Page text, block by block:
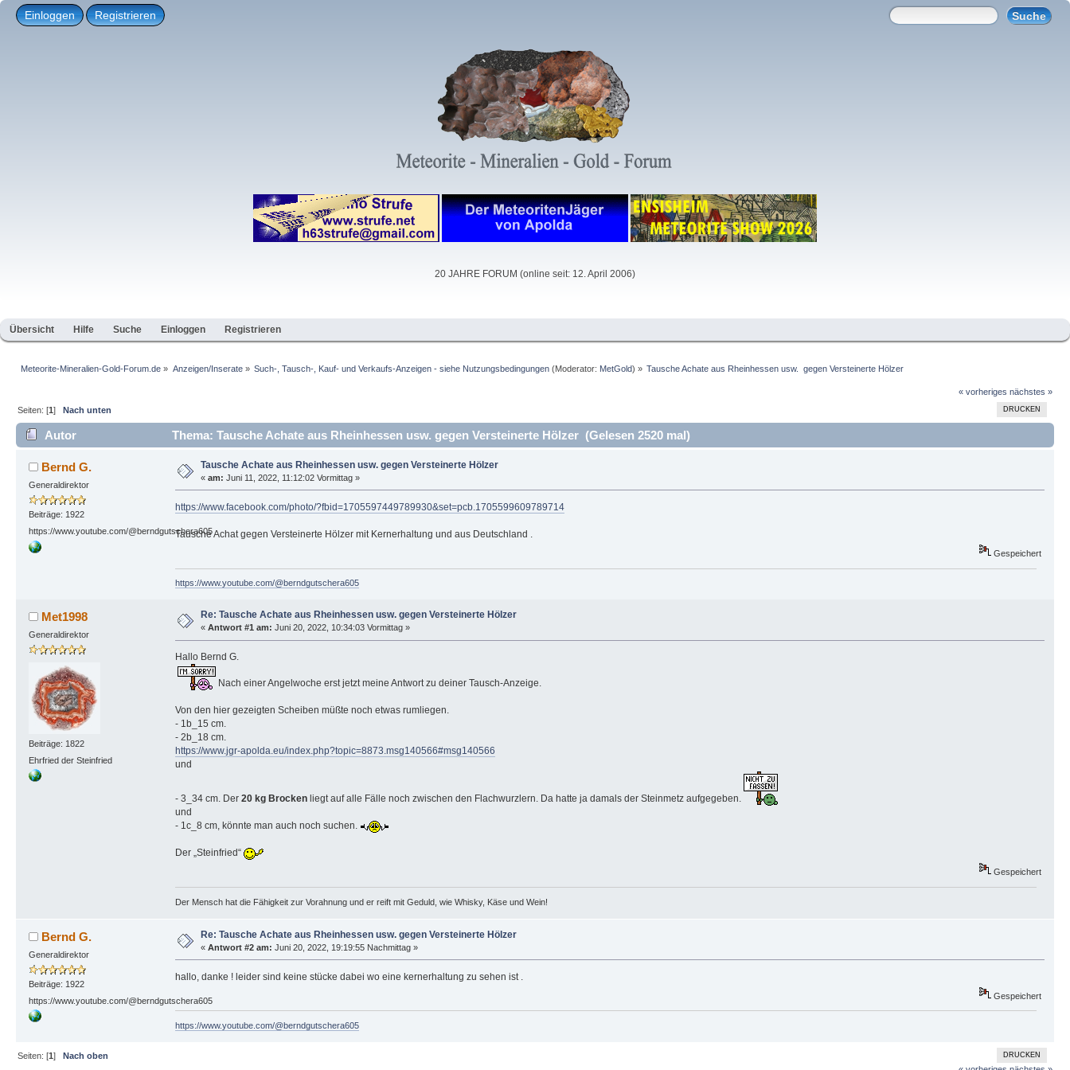
Einloggen Registrieren
20 JAHRE FORUM (online seit: 12. April 2006)
Übersicht Hilfe Suche Einloggen Registrieren
Meteorite-Mineralien-Gold-Forum.de » Anzeigen/Inserate» Such-, Tausch-, Kauf- und Verkaufs-Anzeigen - siehe Nutzungsbedingungen(Moderator: MetGold) » Tausche Achate aus Rheinhessen usw.  gegen Versteinerte Hölzer
« vorheriges nächstes »
DRUCKEN
Seiten: [1]Nach unten
Autor Thema: Tausche Achate aus Rheinhessen usw. gegen Versteinerte Hölzer (Gelesen 2520 mal)
Bernd G.
Generaldirektor
Beiträge: 1922
https://www.youtube.com/@berndgutschera605
Tausche Achate aus Rheinhessen usw. gegen Versteinerte Hölzer
« am: Juni 11, 2022, 11:12:02 Vormittag »
https://www.facebook.com/photo/?fbid=1705597449789930&set=pcb.1705599609789714
Tausche Achat gegen Versteinerte Hölzer mit Kernerhaltung und aus Deutschland .
Gespeichert
https://www.youtube.com/@berndgutschera605
Met1998
Generaldirektor
Beiträge: 1822
Ehrfried der Steinfried
Re: Tausche Achate aus Rheinhessen usw. gegen Versteinerte Hölzer
« Antwort #1 am: Juni 20, 2022, 10:34:03 Vormittag »
Hallo Bernd G.
Nach einer Angelwoche erst jetzt meine Antwort zu deiner Tausch-Anzeige.
Von den hier gezeigten Scheiben müßte noch etwas rumliegen.
- 1b_15 cm.
- 2b_18 cm.
https://www.jgr-apolda.eu/index.php?topic=8873.msg140566#msg140566
und
- 3_34 cm. Der 20 kg Brockenliegt auf alle Fälle noch zwischen den Flachwurzlern. Da hatte ja damals der Steinmetz aufgegeben.
und
- 1c_8 cm, könnte man auch noch suchen.
Der „Steinfried“
Gespeichert
Der Mensch hat die Fähigkeit zur Vorahnung und er reift mit Geduld, wie Whisky, Käse und Wein!
Bernd G.
Generaldirektor
Beiträge: 1922
https://www.youtube.com/@berndgutschera605
Re: Tausche Achate aus Rheinhessen usw. gegen Versteinerte Hölzer
« Antwort #2 am: Juni 20, 2022, 19:19:55 Nachmittag »
hallo, danke ! leider sind keine stücke dabei wo eine kernerhaltung zu sehen ist .
Gespeichert
https://www.youtube.com/@berndgutschera605
DRUCKEN
Seiten: [1]Nach oben